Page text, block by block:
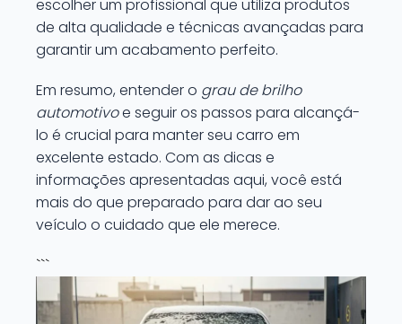
escolher um profissional que utiliza produtos
de alta qualidade e técnicas avançadas para
garantir um acabamento perfeito.
Em resumo, entender o grau de brilho
automotivoe seguir os passos para alcançá-
lo é crucial para manter seu carro em
excelente estado. Com as dicas e
informações apresentadas aqui, você está
mais do que preparado para dar ao seu
veículo o cuidado que ele merece.
```